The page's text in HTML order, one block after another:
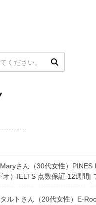
さん（30代女性）PINES
オ）IELTS 点数保証 12週間|
ルトさん（20代女性）E-